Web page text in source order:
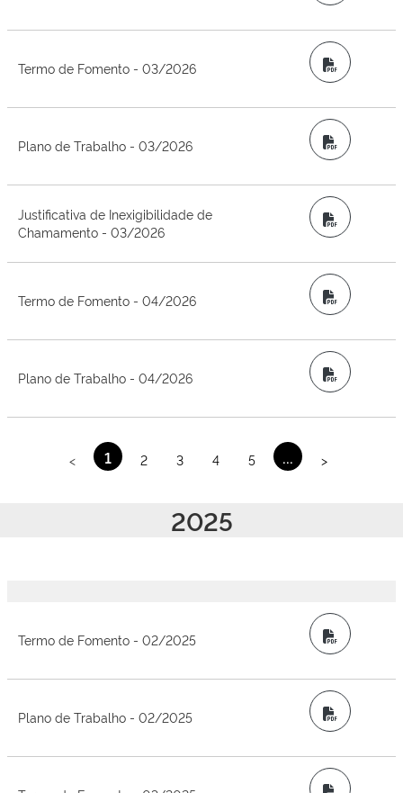
Termo de Fomento - 03/2026 PDF
Plano de Trabalho - 03/2026 PDF
Justificativa de Inexigibilidade de
Chamamento - 03/2026
PDF
Termo de Fomento - 04/2026 PDF
Plano de Trabalho - 04/2026 PDF
< 1 2 3 4 5 ... >
2025
Termo de Fomento - 02/2025 PDF
Plano de Trabalho - 02/2025 PDF
PDF